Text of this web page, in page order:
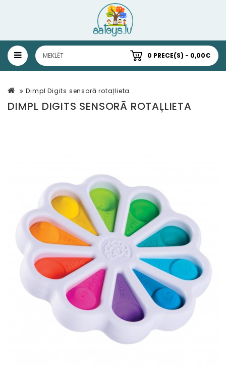
0 PRECE(S) - 0,00€
Dimpl Digits sensorā rotaļlieta
DIMPL DIGITS SENSORĀ ROTAĻLIETA